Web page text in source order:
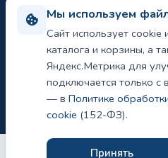
Мы используем
Сайт использует
каталога и корзины, а
Яндекс.Метрика для
подключается только с
— в Политике
cookie (152-ФЗ).
Принять
info@el-sirius.ru
МО, г. Раменское, ул. Карла
Склад: Шереметьево,
2026 ООО «ЭЛ-СИРИУС». Все
Политика конфиденциальности и